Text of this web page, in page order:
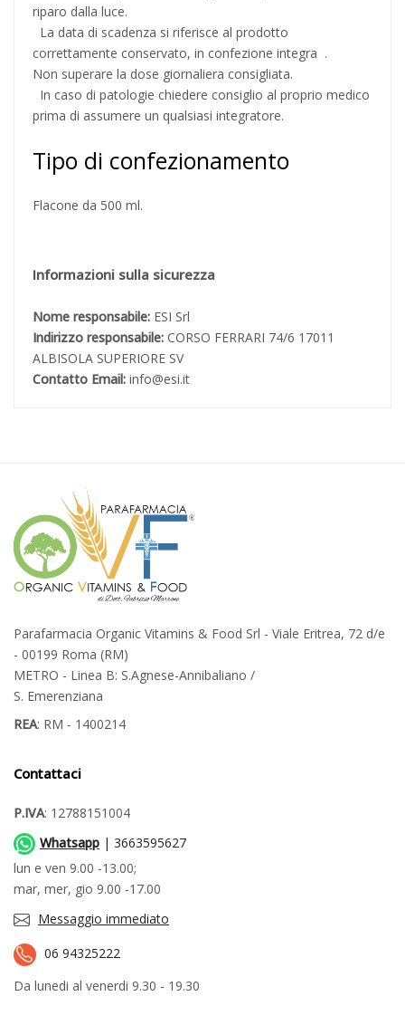
riparo dalla luce.
La data di scadenza si riferisce al prodotto
correttamente conservato, in confezione integra .
Non superare la dose giornaliera consigliata.
In caso di patologie chiedere consiglio al proprio medico
prima di assumere un qualsiasi integratore.
Tipo di confezionamento
Flacone da 500 ml.
Informazioni sulla sicurezza
Nome responsabile: ESI Srl
Indirizzo responsabile: CORSO FERRARI 74/6 17011
ALBISOLA SUPERIORE SV
Contatto Email: info@esi.it
Parafarmacia Organic Vitamins & Food Srl - Viale Eritrea, 72 d/e
- 00199 Roma (RM)
METRO - Linea B: S.Agnese-Annibaliano /
S. Emerenziana
REA: RM - 1400214
Contattaci
P.IVA: 12788151004
Whatsapp | 3663595627
lun e ven 9.00 -13.00;
mar, mer, gio 9.00 -17.00
Messaggio immediato
06 94325222
Da lunedi al venerdi 9.30 - 19.30